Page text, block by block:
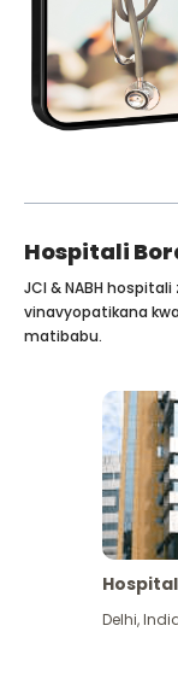
Hospitali
JCI & NABH
vinavyopatikana
matibabu.
Delhi,